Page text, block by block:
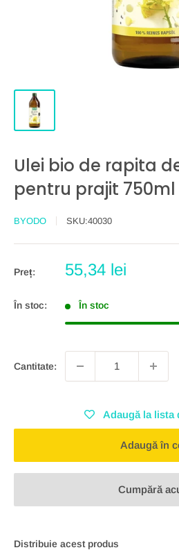
Ulei bio de rapita
pentru prajit 750ml
BYODO SKU:40030
Preț:
Preț
55,34 lei
În stoc: În stoc
Cantitate:
Adaugă la lista
Adaugă în
Cumpără
Distribuie acest produs